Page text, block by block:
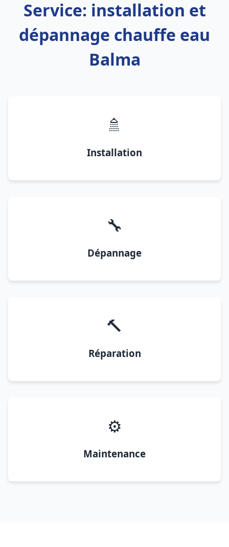
Service: installation et
dépannage chauffe eau
Balma
🚿
Installation
🔧
Dépannage
🔨
Réparation
⚙️
Maintenance